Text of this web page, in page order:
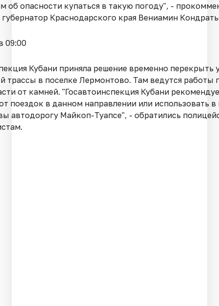
об опасности купаться в такую погоду", -
Краснодарского края Вениамин
09:00
Кубани приняла решение временно перекрыть
трассы в поселке Лермонтово. Там ведутся работы
от камней. "Госавтоинспекция Кубани
поездок в данном направлении или использовать в
автодорогу Майкоп-Туапсе", - обратились